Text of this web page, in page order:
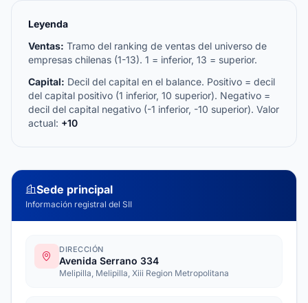
Leyenda
Ventas: Tramo del ranking de ventas del universo de
empresas chilenas (1-13). 1 = inferior, 13 = superior.
Capital: Decil del capital en el balance. Positivo = decil
del capital positivo (1 inferior, 10 superior). Negativo =
decil del capital negativo (-1 inferior, -10 superior). Valor
actual: +10
Sede principal
Información registral del SII
DIRECCIÓN
Avenida Serrano 334
Melipilla, Melipilla, Xiii Region Metropolitana